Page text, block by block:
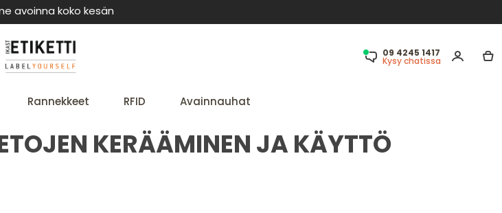
avoinna koko kesän
09 4245 1417
Kysy chatissa
Rannekkeet RFID Avainnauhat
KERÄÄMINEN JA KÄYTTÖ